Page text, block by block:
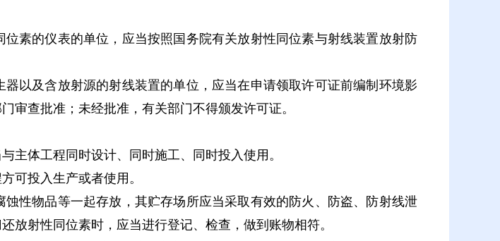
素的仪表的单位，应当按照国务院有关放射性同位素与射线装置放射防
以及含放射源的射线装置的单位，应当在申请领取许可证前编制环境影
审查批准；未经批准，有关部门不得颁发许可证。
体工程同时设计、同时施工、同时投入使用。
可投入生产或者使用。
性物品等一起存放，其贮存场所应当采取有效的防火、防盗、防射线泄
放射性同位素时，应当进行登记、检查，做到账物相符。